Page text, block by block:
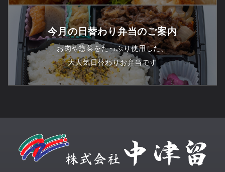
今月の日替わり弁当のご案内
お肉や惣菜をたっぷり使用した、
大人気日替わりお弁当です